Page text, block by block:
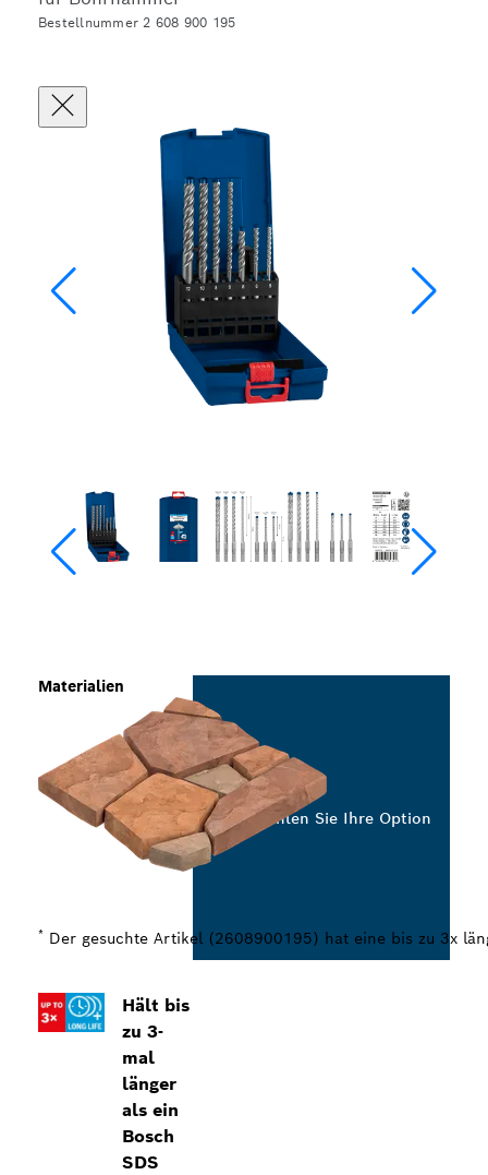
Bestellnummer 2 608 900 195
Hält bis
zu 3-
mal
länger
als ein
Bosch
SDS
Materialien
* Der gesuchte Artikel (2608900195) hat eine bis zu 3x
Wählen Sie Ihre Option